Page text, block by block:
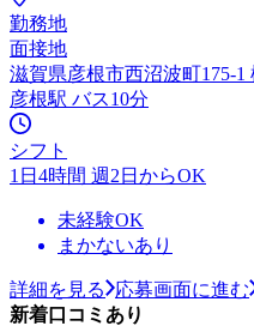
勤務地
面接地
滋賀県彦根市西沼波町175-1
彦根駅 バス10分
シフト
1日4時間 週2日からOK
未経験OK
まかないあり
詳細を見る
応募画面に進む
新着口コミあり